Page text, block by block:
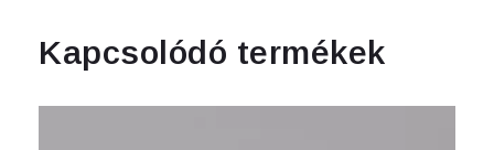
Kapcsolódó termékek